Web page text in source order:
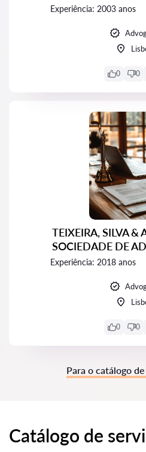
Experiência: 2003 anos
0 0
TEIXEIRA, SILVA &
SOCIEDADE DE
Experiência: 2018 anos
0 0
Para o catálogo
Catálogo de